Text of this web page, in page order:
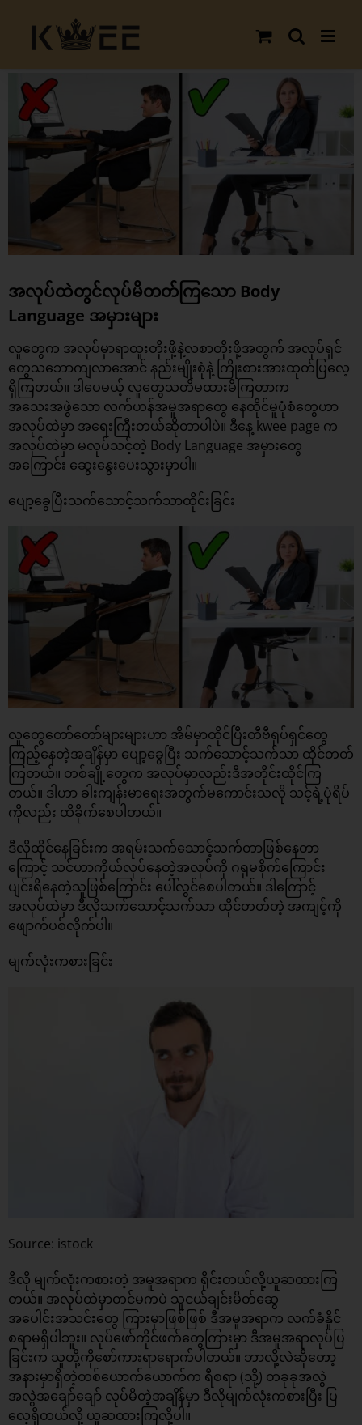
content
View
Larger
Image
အလုပ်ထဲတွင်လုပ်မိတတ်ကြသော Body
Language အမှားများ
လူတွေက အလုပ်မှာရာထူးတိုးဖို့နဲ့လစာတိုးဖို့အတွက် အလုပ်ရှင်
တွေသဘောကျလာအောင် နည်းမျိုးစုံနဲ့ ကြိုးစားအားထုတ်ပြလေ့
ရှိကြတယ်။ ဒါပေမယ့် လူတွေသတိမထားမိကြတာက
အသေးအဖွဲသော လက်ဟန်အမူအရာတွေ နေထိုင်မူပုံစံတွေဟာ
အလုပ်ထဲမှာ အရေးကြီးတယ်ဆိုတာပါပဲ။ ဒီနေ့ kwee page က
အလုပ်ထဲမှာ မလုပ်သင့်တဲ့ Body Language အမှားတွေ
အကြောင်း ဆွေးနွေးပေးသွားမှာပါ။
ပျော့ခွေပြီးသက်သောင့်သက်သာထိုင်းခြင်း
လူတွေတော်တော်များများဟာ အိမ်မှာထိုင်ပြီးတီဗီရုပ်ရှင်တွေ
ကြည့်နေတဲ့အချိန်မှာ ပျော့ခွေပြီး သက်သောင့်သက်သာ ထိုင်တတ်
ကြတယ်။ တစ်ချို့တွေက အလုပ်မှာလည်းဒီအတိုင်းထိုင်ကြ
တယ်။ ဒါဟာ ခါးကျန်းမာရေးအတွက်မကောင်းသလို သင့်ရဲ့ပုံရိပ်
ကိုလည်း ထိခိုက်စေပါတယ်။
ဒီလိုထိုင်နေခြင်းက အရမ်းသက်သောင့်သက်တာဖြစ်နေတာ
ကြောင့် သင်ဟာကိုယ်လုပ်နေတဲ့အလုပ်ကို ဂရုမစိုက်ကြောင်း
ပျင်းရိနေတဲ့သူဖြစ်ကြောင်း ပေါ်လွင်စေပါတယ်။ ဒါကြောင့်
အလုပ်ထဲမှာ ဒီလိုသက်သောင့်သက်သာ ထိုင်တတ်တဲ့ အကျင့်ကို
ဖျောက်ပစ်လိုက်ပါ။
မျက်လုံးကစားခြင်း
Source: istock
ဒီလို မျက်လုံးကစားတဲ့ အမူအရာက ရိုင်းတယ်လို့ယူဆထားကြ
တယ်။ အလုပ်ထဲမှာတင်မကပဲ သူငယ်ချင်းမိတ်ဆွေ
အပေါင်းအသင်းတွေ ကြားမှာဖြစ်ဖြစ် ဒီအမူအရာက လက်ခံနိူင်
စရာမရှိပါဘူး။ လုပ်ဖော်ကိုင်ဖက်တွေကြားမှာ ဒီအမူအရာလုပ်ပြ
ခြင်းက သူတို့ကိုစော်ကားရာရောက်ပါတယ်။ ဘာလို့လဲဆိုတော့
အနားမှာရှိတဲ့တစ်ယောက်ယောက်က ရီစရာ (သို့) တခုခုအလွဲ
အလွဲအချော်ချော် လုပ်မိတဲ့အချိန်မှာ ဒီလိုမျက်လုံးကစားပြီး ပြ
လေ့ရှိတယ်လို့ ယူဆထားကြလို့ပါ။